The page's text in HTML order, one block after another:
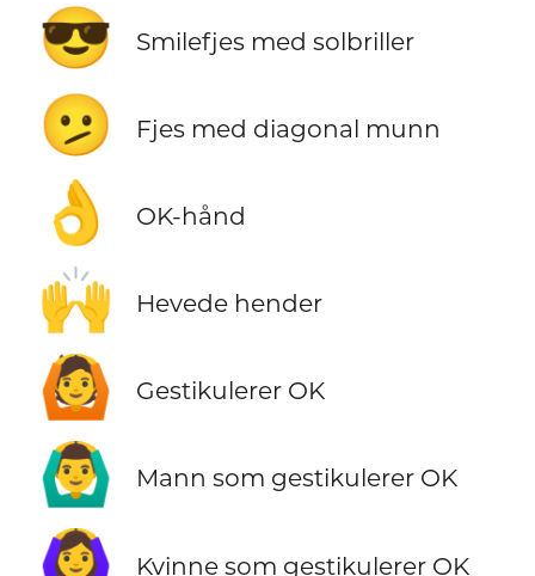
😎 Smilefjes med solbriller
🫤 Fjes med diagonal munn
👌 OK-hånd
🙌 Hevede hender
🙆 Gestikulerer OK
🙆‍♂️ Mann som gestikulerer OK
Kvinne som gestikulerer OK